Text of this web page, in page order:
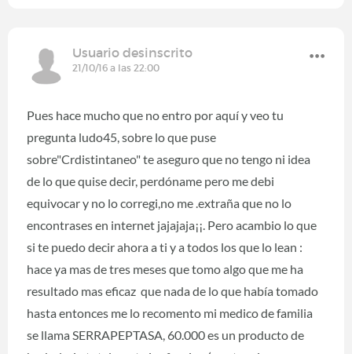
Usuario desinscrito
21/10/16 a las 22:00
Pues hace mucho que no entro por aquí y veo tu
pregunta ludo45, sobre lo que puse
sobre"Crdistintaneo" te aseguro que no tengo ni idea
de lo que quise decir, perdóname pero me debi
equivocar y no lo corregi,no me .extraña que no lo
encontrases en internet jajajaja¡¡. Pero acambio lo que
si te puedo decir ahora a ti y a todos los que lo lean :
hace ya mas de tres meses que tomo algo que me ha
resultado mas eficaz que nada de lo que había tomado
hasta entonces me lo recomento mi medico de familia
se llama SERRAPEPTASA, 60.000 es un producto de